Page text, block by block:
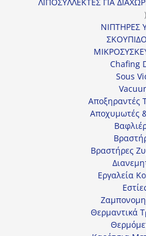
1
ΝΙΠΤΗΡΕΣ
Chafing
Sous
Αποξηραντές
Αποχυμωτές
Βραστήρες
Εργαλεία
Θερμαντικά